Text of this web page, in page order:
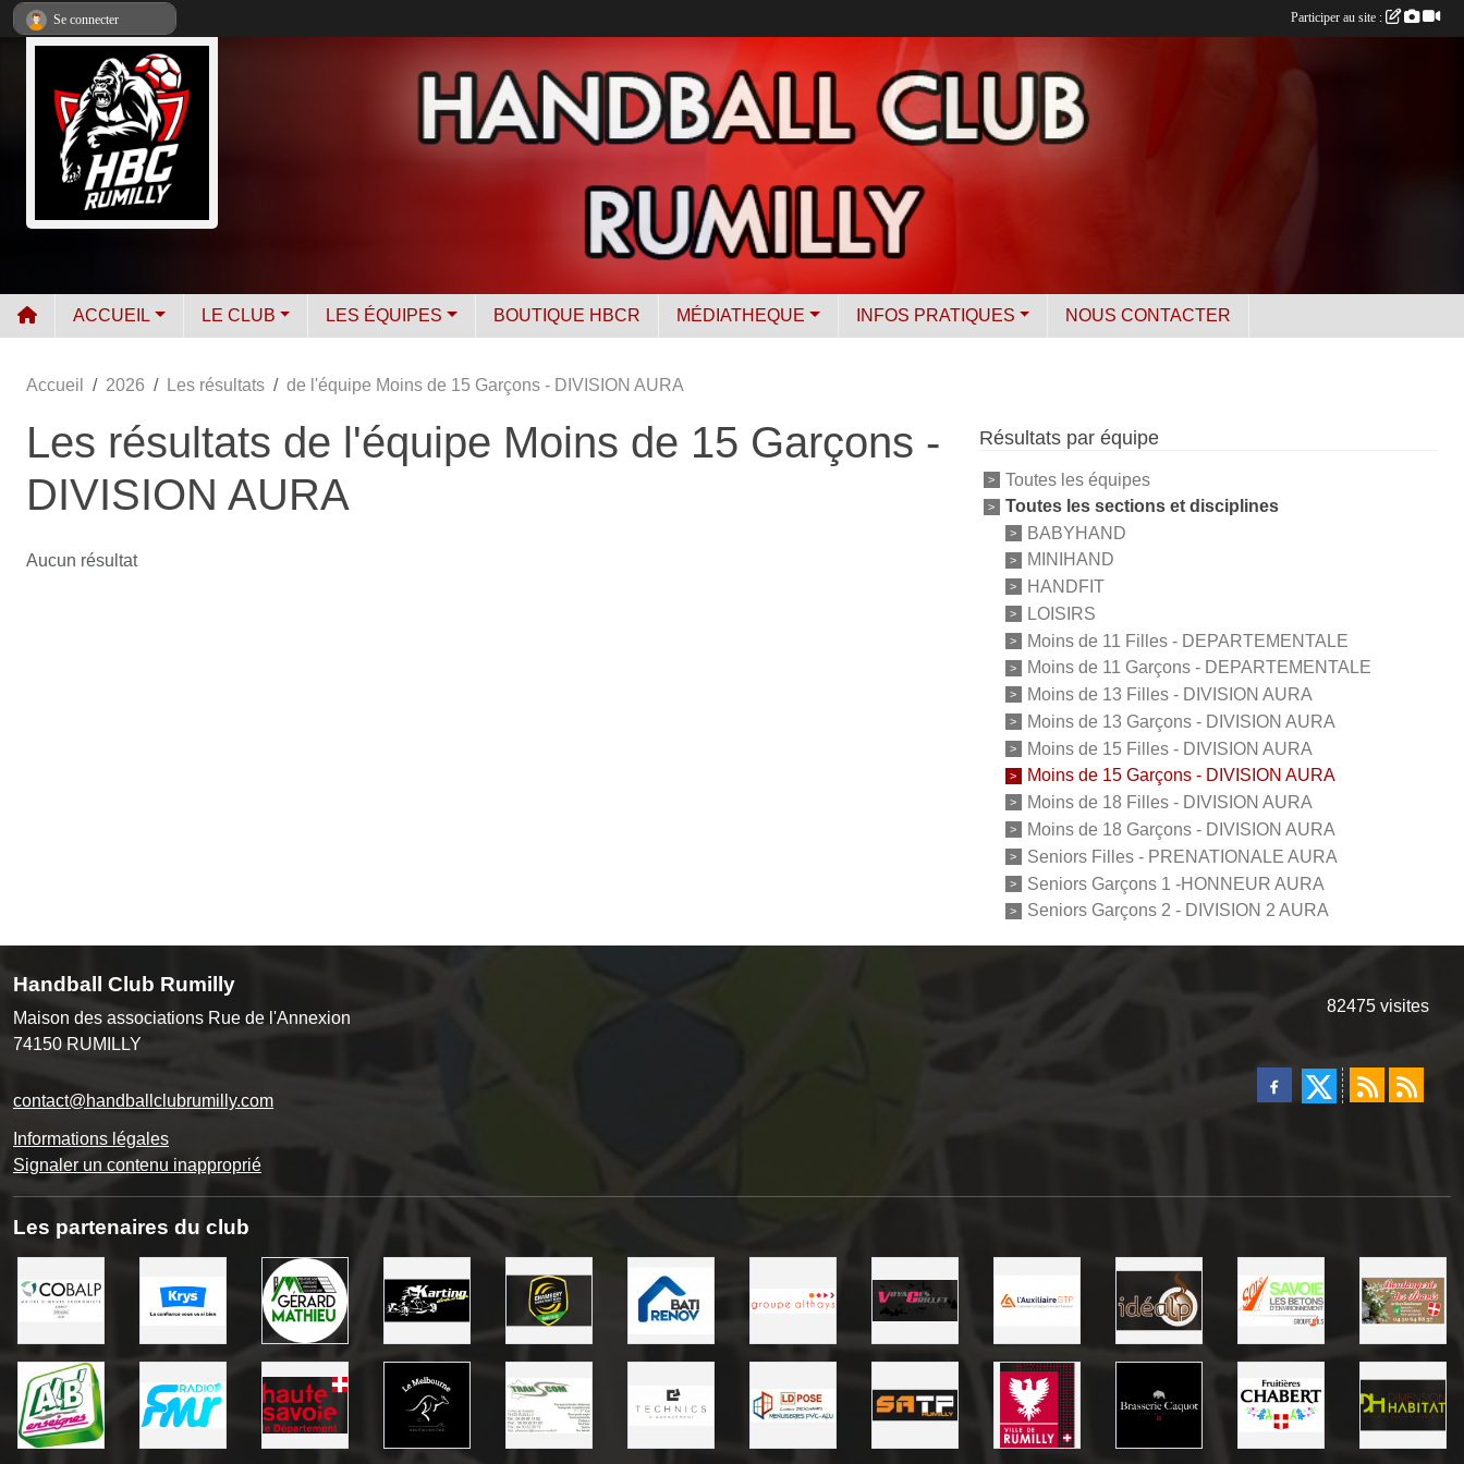
ACCUEIL LE CLUB LES ÉQUIPES BOUTIQUE HBCR MÉDIATHEQUE INFOS PRATIQUES NOUS CONTACTER
Accueil 2026 Les résultats de l'équipe Moins de 15 Garçons - DIVISION AURA
Les résultats de l'équipe Moins de 15 Garçons -
DIVISION AURA
Aucun résultat
Résultats par équipe
Toutes les équipes
Toutes les sections et disciplines
BABYHAND
MINIHAND
HANDFIT
LOISIRS
Moins de 11 Filles - DEPARTEMENTALE
Moins de 11 Garçons - DEPARTEMENTALE
Moins de 13 Filles - DIVISION AURA
Moins de 13 Garçons - DIVISION AURA
Moins de 15 Filles - DIVISION AURA
Moins de 15 Garçons - DIVISION AURA
Moins de 18 Filles - DIVISION AURA
Moins de 18 Garçons - DIVISION AURA
Seniors Filles - PRENATIONALE AURA
Seniors Garçons 1 -HONNEUR AURA
Seniors Garçons 2 - DIVISION 2 AURA
Handball Club Rumilly
Maison des associations Rue de l'Annexion
74150 RUMILLY
contact@handballclubrumilly.com
Informations légales
Signaler un contenu inapproprié
82475 visites
Les partenaires du club
Se connecter Participer au site :
Panneau de gestion des cookies